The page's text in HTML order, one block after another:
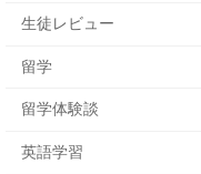
生徒レビュー
留学
留学体験談
英語学習